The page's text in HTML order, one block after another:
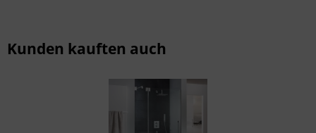
Kunden kauften auch